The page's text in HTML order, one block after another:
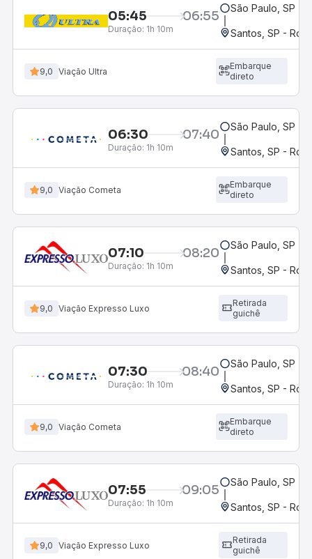
05:45 06:55
Duração: 1h 10m
São Paulo, SP -
Santos, SP -
9,0 Viação Ultra
Embarque
direto
06:30 07:40
Duração: 1h 10m
São Paulo, SP -
Santos, SP -
9,0 Viação Cometa
Embarque
direto
07:10 08:20
Duração: 1h 10m
São Paulo, SP -
Santos, SP -
9,0 Viação Expresso Luxo
Retirada
guichê
07:30 08:40
Duração: 1h 10m
São Paulo, SP -
Santos, SP -
9,0 Viação Cometa
Embarque
direto
07:55 09:05
Duração: 1h 10m
São Paulo, SP -
Santos, SP -
9,0 Viação Expresso Luxo
Retirada
guichê